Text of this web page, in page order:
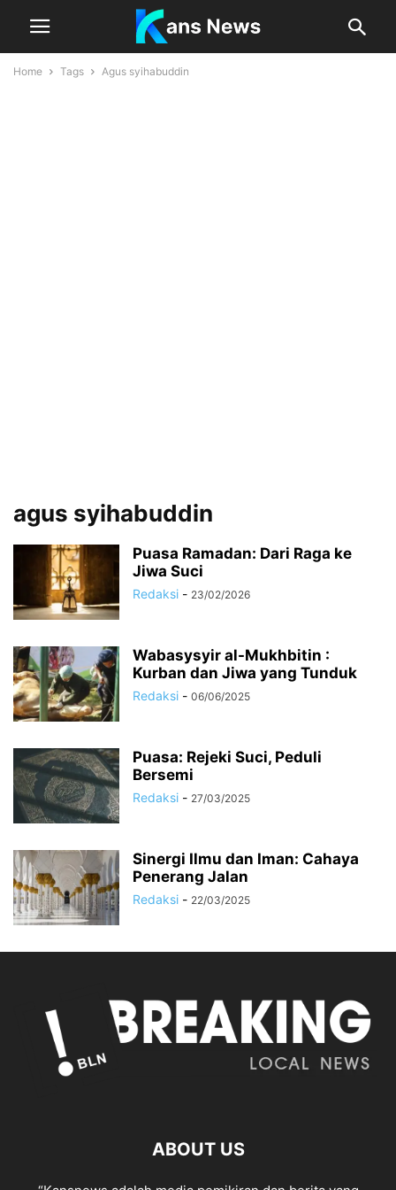
Home Tags Agus syihabuddin
agus syihabuddin
Puasa Ramadan: Dari Raga ke
Jiwa Suci
Redaksi - 23/02/2026
Wabasysyir al-Mukhbitin :
Kurban dan Jiwa yang Tunduk
Redaksi - 06/06/2025
Puasa: Rejeki Suci, Peduli
Bersemi
Redaksi - 27/03/2025
Sinergi Ilmu dan Iman: Cahaya
Penerang Jalan
Redaksi - 22/03/2025
ABOUT US